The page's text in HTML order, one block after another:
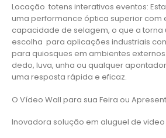
Locação totens interativos eventos:
uma performance óptica superior com
capacidade de selagem, o que a torna
escolha para aplicações industriais
para quiosques em ambientes
dedo, luva, unha ou qualquer
uma resposta rápida e eficaz.
O Vídeo Wall para sua Feira ou
Inovadora solução em aluguel de video